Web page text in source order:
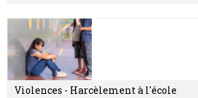
Violences - Harcèlement à l'école